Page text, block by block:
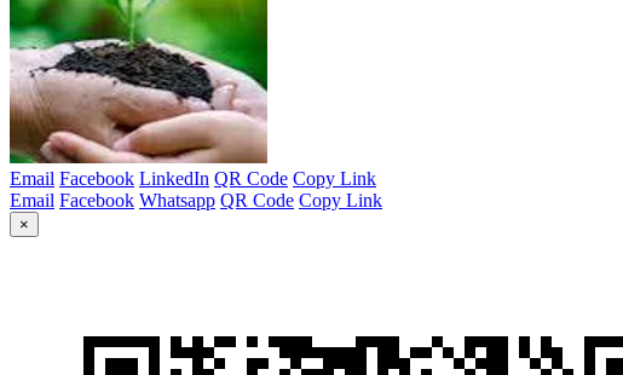
Email Facebook LinkedIn QR Code Copy Link
Email Facebook Whatsapp QR Code Copy Link
×